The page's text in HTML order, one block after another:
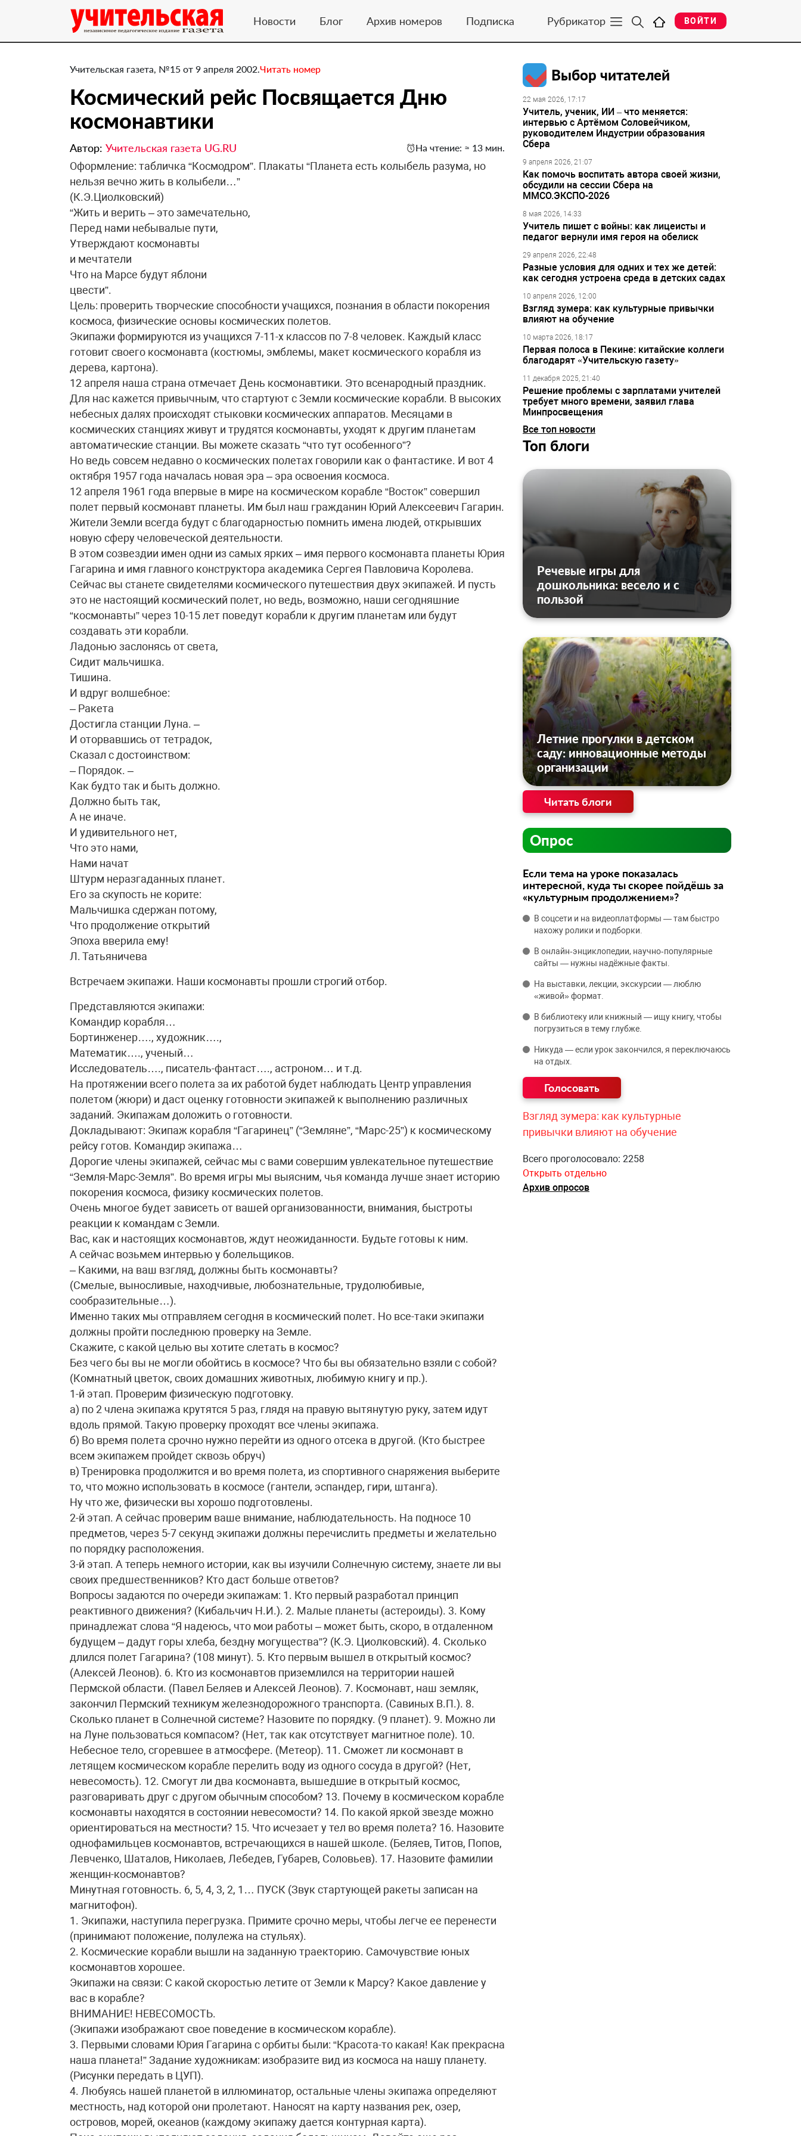
Новости Блог Архив номеров Подписка Рубрикатор ВОЙТИ
Учительская газета, №15 от 9 апреля 2002.Читать номер
Космический рейс Посвящается Дню
космонавтики
Автор: Учительская газета UG.RU На чтение: ≈ 13 мин.
Оформление: табличка “Космодром”. Плакаты “Планета есть колыбель разума, но
нельзя вечно жить в колыбели…”
(К.Э.Циолковский)
“Жить и верить – это замечательно,
Перед нами небывалые пути,
Утверждают космонавты
и мечтатели
Что на Марсе будут яблони
цвести”.
Цель: проверить творческие способности учащихся, познания в области покорения
космоса, физические основы космических полетов.
Экипажи формируются из учащихся 7-11-х классов по 7-8 человек. Каждый класс
готовит своего космонавта (костюмы, эмблемы, макет космического корабля из
дерева, картона).
12 апреля наша страна отмечает День космонавтики. Это всенародный праздник.
Для нас кажется привычным, что стартуют с Земли космические корабли. В высоких
небесных далях происходят стыковки космических аппаратов. Месяцами в
космических станциях живут и трудятся космонавты, уходят к другим планетам
автоматические станции. Вы можете сказать “что тут особенного”?
Но ведь совсем недавно о космических полетах говорили как о фантастике. И вот 4
октября 1957 года началась новая эра – эра освоения космоса.
12 апреля 1961 года впервые в мире на космическом корабле “Восток” совершил
полет первый космонавт планеты. Им был наш гражданин Юрий Алексеевич Гагарин.
Жители Земли всегда будут с благодарностью помнить имена людей, открывших
новую сферу человеческой деятельности.
В этом созвездии имен одни из самых ярких – имя первого космонавта планеты Юрия
Гагарина и имя главного конструктора академика Сергея Павловича Королева.
Сейчас вы станете свидетелями космического путешествия двух экипажей. И пусть
это не настоящий космический полет, но ведь, возможно, наши сегодняшние
“космонавты” через 10-15 лет поведут корабли к другим планетам или будут
создавать эти корабли.
Ладонью заслонясь от света,
Сидит мальчишка.
Тишина.
И вдруг волшебное:
– Ракета
Достигла станции Луна. –
И оторвавшись от тетрадок,
Сказал с достоинством:
– Порядок. –
Как будто так и быть должно.
Должно быть так,
А не иначе.
И удивительного нет,
Что это нами,
Нами начат
Штурм неразгаданных планет.
Его за скупость не корите:
Мальчишка сдержан потому,
Что продолжение открытий
Эпоха вверила ему!
Л. Татьяничева
Встречаем экипажи. Наши космонавты прошли строгий отбор.
Представляются экипажи:
Командир корабля…
Бортинженер…., художник….,
Математик…., ученый…
Исследователь…., писатель-фантаст…., астроном… и т.д.
На протяжении всего полета за их работой будет наблюдать Центр управления
полетом (жюри) и даст оценку готовности экипажей к выполнению различных
заданий. Экипажам доложить о готовности.
Докладывают: Экипаж корабля “Гагаринец” (“Земляне”, “Марс-25”) к космическому
рейсу готов. Командир экипажа…
Дорогие члены экипажей, сейчас мы с вами совершим увлекательное путешествие
“Земля-Марс-Земля”. Во время игры мы выясним, чья команда лучше знает историю
покорения космоса, физику космических полетов.
Очень многое будет зависеть от вашей организованности, внимания, быстроты
реакции к командам с Земли.
Вас, как и настоящих космонавтов, ждут неожиданности. Будьте готовы к ним.
А сейчас возьмем интервью у болельщиков.
– Какими, на ваш взгляд, должны быть космонавты?
(Смелые, выносливые, находчивые, любознательные, трудолюбивые,
сообразительные…).
Именно таких мы отправляем сегодня в космический полет. Но все-таки экипажи
должны пройти последнюю проверку на Земле.
Скажите, с какой целью вы хотите слетать в космос?
Без чего бы вы не могли обойтись в космосе? Что бы вы обязательно взяли с собой?
(Комнатный цветок, своих домашних животных, любимую книгу и пр.).
1-й этап. Проверим физическую подготовку.
а) по 2 члена экипажа крутятся 5 раз, глядя на правую вытянутую руку, затем идут
вдоль прямой. Такую проверку проходят все члены экипажа.
б) Во время полета срочно нужно перейти из одного отсека в другой. (Кто быстрее
всем экипажем пройдет сквозь обруч)
в) Тренировка продолжится и во время полета, из спортивного снаряжения выберите
то, что можно использовать в космосе (гантели, эспандер, гири, штанга).
Ну что же, физически вы хорошо подготовлены.
2-й этап. А сейчас проверим ваше внимание, наблюдательность. На подносе 10
предметов, через 5-7 секунд экипажи должны перечислить предметы и желательно
по порядку расположения.
3-й этап. А теперь немного истории, как вы изучили Солнечную систему, знаете ли вы
своих предшественников? Кто даст больше ответов?
Вопросы задаются по очереди экипажам: 1. Кто первый разработал принцип
реактивного движения? (Кибальчич Н.И.). 2. Малые планеты (астероиды). 3. Кому
принадлежат слова “Я надеюсь, что мои работы – может быть, скоро, в отдаленном
будущем – дадут горы хлеба, бездну могущества”? (К.Э. Циолковский). 4. Сколько
длился полет Гагарина? (108 минут). 5. Кто первым вышел в открытый космос?
(Алексей Леонов). 6. Кто из космонавтов приземлился на территории нашей
Пермской области. (Павел Беляев и Алексей Леонов). 7. Космонавт, наш земляк,
закончил Пермский техникум железнодорожного транспорта. (Савиных В.П.). 8.
Сколько планет в Солнечной системе? Назовите по порядку. (9 планет). 9. Можно ли
на Луне пользоваться компасом? (Нет, так как отсутствует магнитное поле). 10.
Небесное тело, сгоревшее в атмосфере. (Метеор). 11. Сможет ли космонавт в
летящем космическом корабле перелить воду из одного сосуда в другой? (Нет,
невесомость). 12. Смогут ли два космонавта, вышедшие в открытый космос,
разговаривать друг с другом обычным способом? 13. Почему в космическом корабле
космонавты находятся в состоянии невесомости? 14. По какой яркой звезде можно
ориентироваться на местности? 15. Что исчезает у тел во время полета? 16. Назовите
однофамильцев космонавтов, встречающихся в нашей школе. (Беляев, Титов, Попов,
Левченко, Шаталов, Николаев, Лебедев, Губарев, Соловьев). 17. Назовите фамилии
женщин-космонавтов?
Минутная готовность. 6, 5, 4, 3, 2, 1… ПУСК (Звук стартующей ракеты записан на
магнитофон).
1. Экипажи, наступила перегрузка. Примите срочно меры, чтобы легче ее перенести
(принимают положение, полулежа на стульях).
2. Космические корабли вышли на заданную траекторию. Самочувствие юных
космонавтов хорошее.
Экипажи на связи: С какой скоростью летите от Земли к Марсу? Какое давление у
вас в корабле?
ВНИМАНИЕ! НЕВЕСОМОСТЬ.
(Экипажи изображают свое поведение в космическом корабле).
3. Первыми словами Юрия Гагарина с орбиты были: “Красота-то какая! Как прекрасна
наша планета!” Задание художникам: изобразите вид из космоса на нашу планету.
(Рисунки передать в ЦУП).
4. Любуясь нашей планетой в иллюминатор, остальные члены экипажа определяют
местность, над которой они пролетают. Наносят на карту названия рек, озер,
островов, морей, океанов (каждому экипажу дается контурная карта).
Выбор читателей
22 мая 2026, 17:17
Учитель, ученик, ИИ – что меняется:
интервью с Артёмом Соловейчиком,
руководителем Индустрии образования
Сбера
9 апреля 2026, 21:07
Как помочь воспитать автора своей жизни,
обсудили на сессии Сбера на
ММСО.ЭКСПО-2026
8 мая 2026, 14:33
Учитель пишет с войны: как лицеисты и
педагог вернули имя героя на обелиск
29 апреля 2026, 22:48
Разные условия для одних и тех же детей:
как сегодня устроена среда в детских садах
10 апреля 2026, 12:00
Взгляд зумера: как культурные привычки
влияют на обучение
10 марта 2026, 18:17
Первая полоса в Пекине: китайские коллеги
благодарят «Учительскую газету»
11 декабря 2025, 21:40
Решение проблемы с зарплатами учителей
требует много времени, заявил глава
Минпросвещения
Все топ новости
Топ блоги
Речевые игры для
дошкольника: весело и с
пользой
Летние прогулки в детском
саду: инновационные методы
организации
Читать блоги
Опрос
Если тема на уроке показалась
интересной, куда ты скорее пойдёшь за
«культурным продолжением»?
В соцсети и на видеоплатформы — там быстро
нахожу ролики и подборки.
В онлайн‑энциклопедии, научно‑популярные
сайты — нужны надёжные факты.
На выставки, лекции, экскурсии — люблю
«живой» формат.
В библиотеку или книжный — ищу книгу, чтобы
погрузиться в тему глубже.
Никуда — если урок закончился, я переключаюсь
на отдых.
Взгляд зумера: как культурные
привычки влияют на обучение
Всего проголосовало: 2258
Открыть отдельно
Архив опросов